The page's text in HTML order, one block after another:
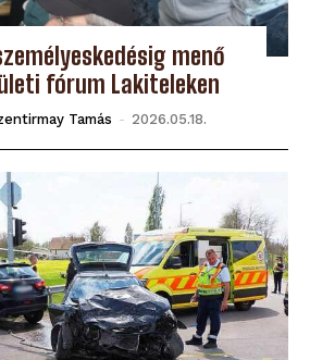
menő
fórum Lakiteleken
Tamás - 2026.05.18.